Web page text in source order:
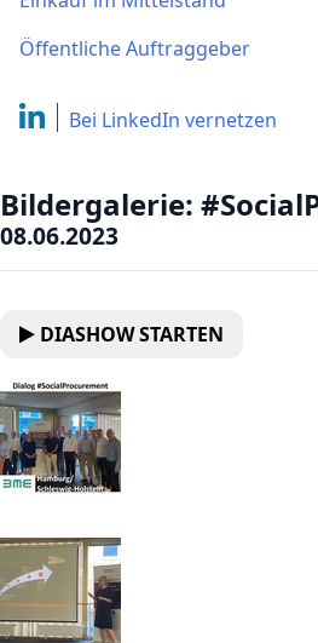
Öffentliche Auftraggeber
Bei LinkedIn vernetzen
Bildergalerie:
08.06.2023
DIASHOW STARTEN